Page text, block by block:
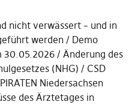
nicht verwässert – und in
werden
Demo
30.05.2026
Änderung des
(NHG)
CSD
PIRATEN Niedersachsen
des Ärztetages in